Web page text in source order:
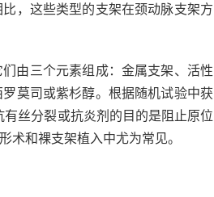
，这些类型的支架在颈动脉支架方
由三个元素组成：金属支架、活性
莫司或紫杉醇。根据随机试验中获
丝分裂或抗炎剂的目的是阻止原位
术和裸支架植入中尤为常见。